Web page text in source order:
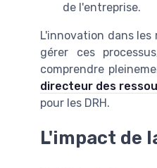
de l'entreprise.
L'innovation dans
gérer ces
comprendre
directeur des
pour les DRH.
L'impact de